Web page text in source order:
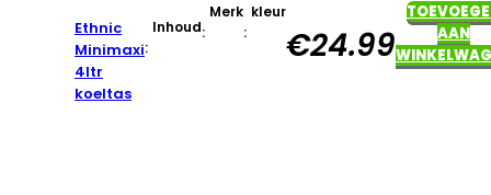
Ethnic
Minimaxi
4ltr
koeltas
Inhoud
:
Merk
:
kleur
:
€24.99
AAN